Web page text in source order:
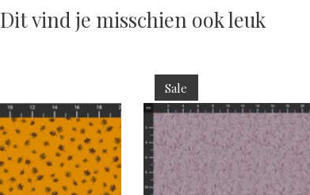
Dit vind je misschien ook leuk
Sale